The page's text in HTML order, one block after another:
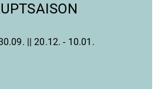
|| 20.12. - 10.01.